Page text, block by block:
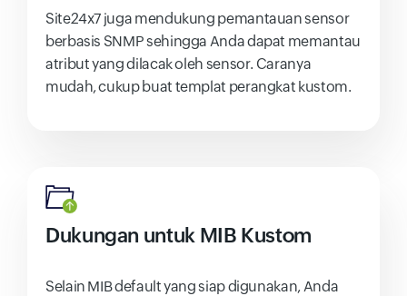
Site24x7 juga mendukung pemantauan sensor
berbasis SNMP sehingga Anda dapat memantau
atribut yang dilacak oleh sensor. Caranya
mudah, cukup buat templat perangkat kustom.
Dukungan untuk MIB Kustom
Selain MIB default yang siap digunakan, Anda